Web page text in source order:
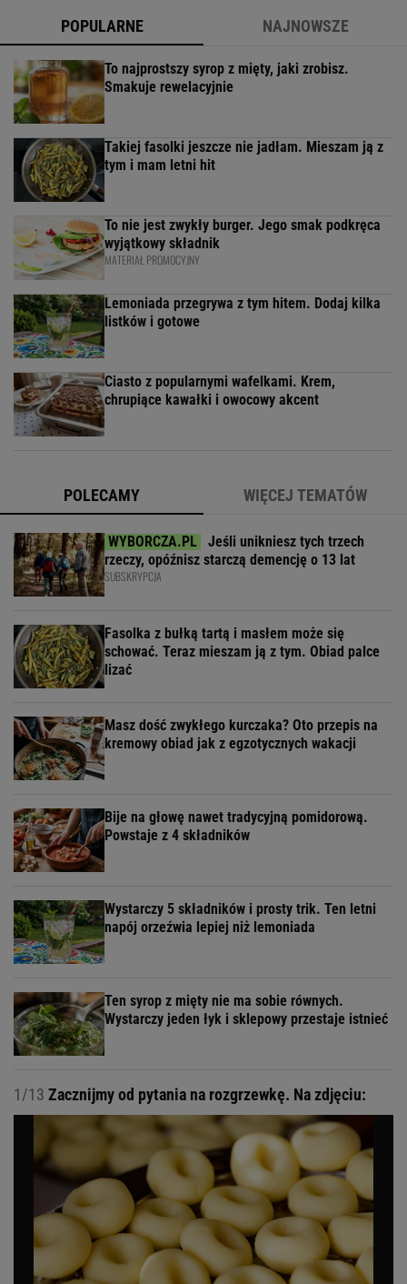
POPULARNE NAJNOWSZE
To najprostszy syrop z mięty, jaki zrobisz.
Smakuje rewelacyjnie
Takiej fasolki jeszcze nie jadłam. Mieszam ją z
tym i mam letni hit
To nie jest zwykły burger. Jego smak podkręca
wyjątkowy składnik
MATERIAŁ PROMOCYJNY
Lemoniada przegrywa z tym hitem. Dodaj kilka
listków i gotowe
Ciasto z popularnymi wafelkami. Krem,
chrupiące kawałki i owocowy akcent
POLECAMY WIĘCEJ TEMATÓW
Jeśli unikniesz tych trzech
rzeczy, opóźnisz starczą demencję o 13 lat
SUBSKRYPCJA
Fasolka z bułką tartą i masłem może się
schować. Teraz mieszam ją z tym. Obiad palce
lizać
Masz dość zwykłego kurczaka? Oto przepis na
kremowy obiad jak z egzotycznych wakacji
Bije na głowę nawet tradycyjną pomidorową.
Powstaje z 4 składników
Wystarczy 5 składników i prosty trik. Ten letni
napój orzeźwia lepiej niż lemoniada
Ten syrop z mięty nie ma sobie równych.
Wystarczy jeden łyk i sklepowy przestaje istnieć
1/13 Zacznijmy od pytania na rozgrzewkę. Na zdjęciu: